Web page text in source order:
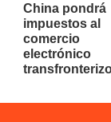
China pondrá
impuestos al
comercio
electrónico